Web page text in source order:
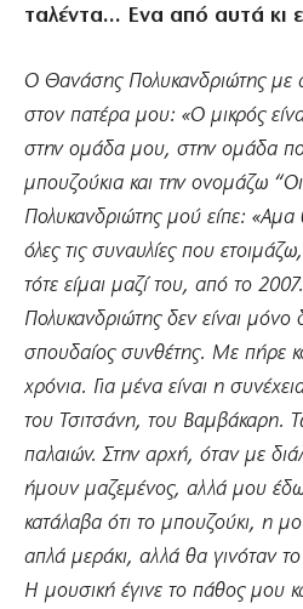
ταλέντα… Ενα από αυτά κι
Ο Θανάσης Πολυκανδριώτης με
στον πατέρα μου: «Ο μικρός
στην ομάδα μου, στην ομάδα
μπουζούκια και την ονομάζω
Πολυκανδριώτης μού είπε: «Αμα
όλες τις συναυλίες που
τότε είμαι μαζί του, από το
Πολυκανδριώτης δεν είναι μόνο
σπουδαίος συνθέτης. Με πήρε
χρόνια. Για μένα είναι η
του Τσιτσάνη, του Βαμβάκαρη.
παλαιών. Στην αρχή, όταν με
ήμουν μαζεμένος, αλλά μου
κατάλαβα ότι το μπουζούκι, η
απλά μεράκι, αλλά θα γινόταν
Η μουσική έγινε το πάθος μου